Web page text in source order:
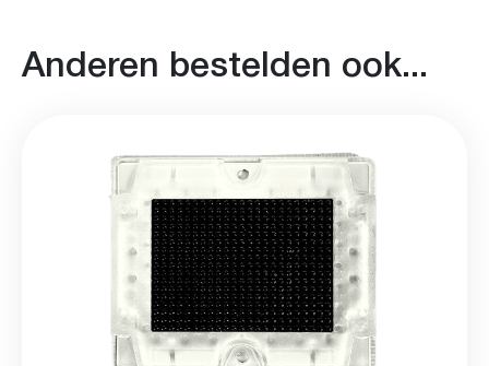
Anderen bestelden ook...